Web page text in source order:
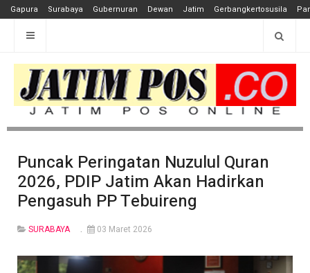
Gapura Surabaya Gubernuran Dewan Jatim Gerbangkertosusila
Puncak Peringatan Nuzulul Quran
2026, PDIP Jatim Akan Hadirkan
Pengasuh PP Tebuireng
SURABAYA 03 Maret 2026